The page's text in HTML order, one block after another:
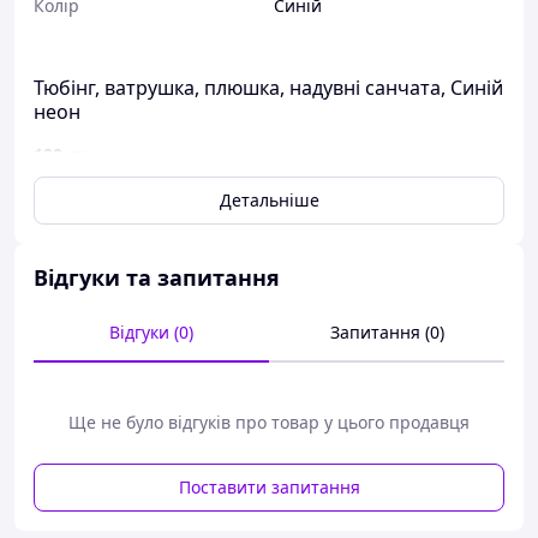
Колір Синій
Тюбінг, ватрушка, плюшка, надувні санчата, Синій
неон
120 см
Верх тюбінга виготовлений зі спеціальної міцної,
водостійкої тканини.
ковзання.
підвищує комфорт катання-
Детальніше
Відгуки та запитання
Відгуки (0) Запитання (0)
Ще не було відгуків про товар у цього продавця
Поставити запитання